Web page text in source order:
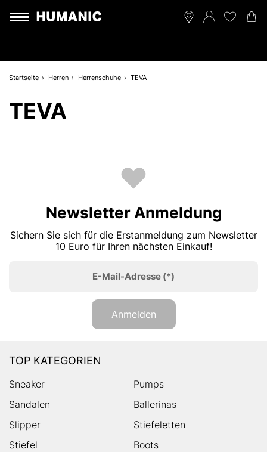
Startseite Herren Herrenschuhe TEVA
TEVA
Newsletter Anmeldung
Sichern Sie sich für die Erstanmeldung zum Newsletter
10 Euro für Ihren nächsten Einkauf!
E-Mail-Adresse (*)
Anmelden
TOP KATEGORIEN
Sneaker
Pumps
Sandalen
Ballerinas
Slipper
Stiefeletten
Stiefel
Boots